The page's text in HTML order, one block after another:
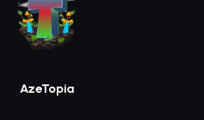
AzeTopia